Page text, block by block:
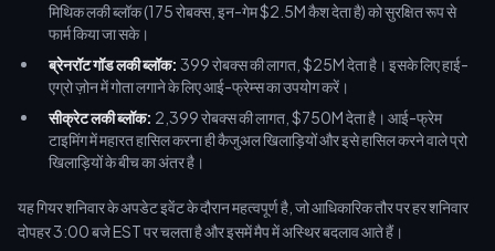
मिथिक लकी ब्लॉक (175 रोबक्स, इन-गेम $2.5M कैश देता है) को सुरक्षित रूप से
फार्म किया जा सके।
ब्रेनरॉट गॉड लकी ब्लॉक: 399 रोबक्स की लागत, $25M देता है। इसके लिए हाई-
एग्रो ज़ोन में गोता लगाने के लिए आई-फ्रेम्स का उपयोग करें।
सीक्रेट लकी ब्लॉक: 2,399 रोबक्स की लागत, $750M देता है। आई-फ्रेम
टाइमिंग में महारत हासिल करना ही कैजुअल खिलाड़ियों और इसे हासिल करने वाले प्रो
खिलाड़ियों के बीच का अंतर है।
यह गियर शनिवार के अपडेट इवेंट के दौरान महत्वपूर्ण है, जो आधिकारिक तौर पर हर शनिवार
दोपहर 3:00 बजे EST पर चलता है और इसमें मैप में अस्थिर बदलाव आते हैं।